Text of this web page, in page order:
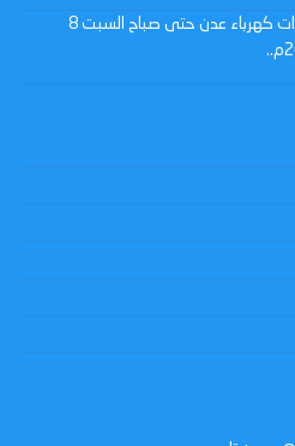
عدن : مستجدات كهرباء عدن حتى صباح السبت 8